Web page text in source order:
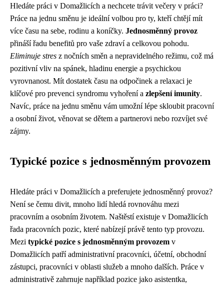
Hledáte práci v Domažlicích a nechcete trávit večery v práci?
Práce na jednu směnu je ideální volbou pro ty, kteří chtějí mít
více času na sebe, rodinu a koníčky. Jednosměnný provoz
přináší řadu benefitů pro vaše zdraví a celkovou pohodu.
Eliminuje stres z nočních směn a nepravidelného režimu, což má
pozitivní vliv na spánek, hladinu energie a psychickou
vyrovnanost. Mít dostatek času na odpočinek a relaxaci je
klíčové pro prevenci syndromu vyhoření a zlepšení imunity.
Navíc, práce na jednu směnu vám umožní lépe skloubit pracovní
a osobní život, věnovat se dětem a partnerovi nebo rozvíjet své
zájmy.
Typické pozice s jednosměnným provozem
Hledáte práci v Domažlicích a preferujete jednosměnný provoz?
Není se čemu divit, mnoho lidí hledá rovnováhu mezi
pracovním a osobním životem. Naštěstí existuje v Domažlicích
řada pracovních pozic, které nabízejí právě tento typ provozu.
Mezi typické pozice s jednosměnným provozem v
Domažlicích patří administrativní pracovníci, účetní, obchodní
zástupci, pracovníci v oblasti služeb a mnoho dalších. Práce v
administrativě zahrnuje například pozice jako asistentka,